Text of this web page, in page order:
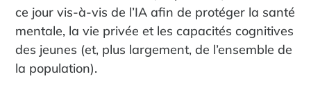
ce jour vis-à-vis de l’IA afin de protéger la santé
mentale, la vie privée et les capacités cognitives
des jeunes (et, plus largement, de l’ensemble de
la population).